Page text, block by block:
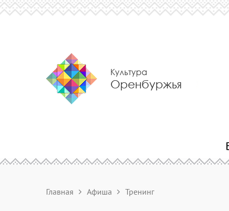
Культура
Оренбуржья
Главная Афиша Тренинг